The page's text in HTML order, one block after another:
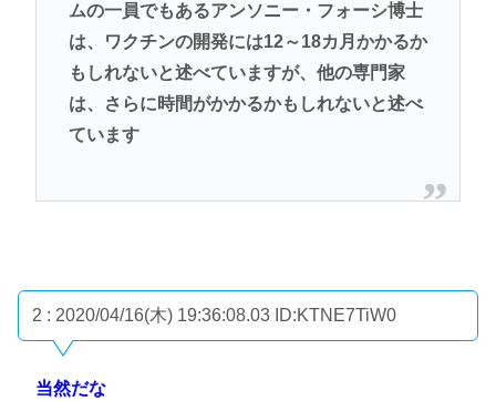
ムの一員でもあるアンソニー・フォーシ博士
は、ワクチンの開発には12～18カ月かかるか
もしれないと述べていますが、他の専門家
は、さらに時間がかかるかもしれないと述べ
ています
2 : 2020/04/16(木) 19:36:08.03 ID:KTNE7TiW0
当然だな